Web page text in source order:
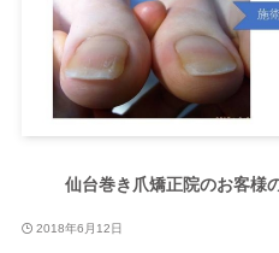
仙台巻き爪矯正院のお客様
2018年6月12日